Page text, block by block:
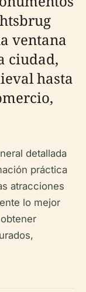
ventana
ciudad,
hasta
detallada
práctica
atracciones
lo mejor